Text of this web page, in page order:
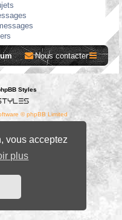
vous acceptez
plus
Nous contacter
Styles
© phpBB Limited